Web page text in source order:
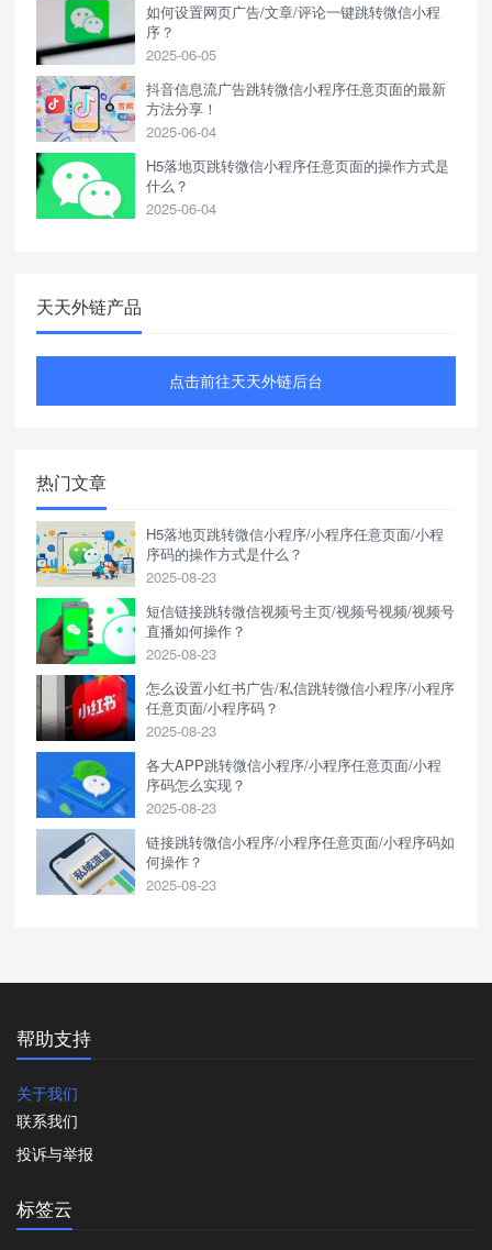
如何设置网页广告/文章/评论一键跳转微信小程
序？
2025-06-05
抖音信息流广告跳转微信小程序任意页面的最新
方法分享！
2025-06-04
H5落地页跳转微信小程序任意页面的操作方式是
什么？
2025-06-04
天天外链产品
点击前往天天外链后台
热门文章
H5落地页跳转微信小程序/小程序任意页面/小程
序码的操作方式是什么？
2025-08-23
短信链接跳转微信视频号主页/视频号视频/视频号
直播如何操作？
2025-08-23
怎么设置小红书广告/私信跳转微信小程序/小程序
任意页面/小程序码？
2025-08-23
各大APP跳转微信小程序/小程序任意页面/小程
序码怎么实现？
2025-08-23
链接跳转微信小程序/小程序任意页面/小程序码如
何操作？
2025-08-23
帮助支持
关于我们
联系我们
投诉与举报
标签云